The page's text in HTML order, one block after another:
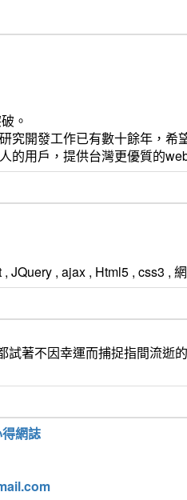
。
究開發工作已有數十餘年，
的用戶，提供台灣更優質的
JQuery , ajax , Html5 , css3 ,
試著不因幸運而捕捉指間流逝
網誌